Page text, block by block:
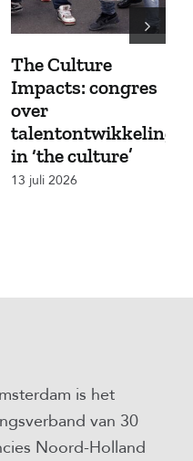
The Culture
Impacts: congres
over
talentontwikkeling
in ‘the culture’
13 juli 2026
is het
van 30
Noord-Holland